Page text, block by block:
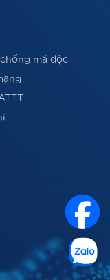
mã độc